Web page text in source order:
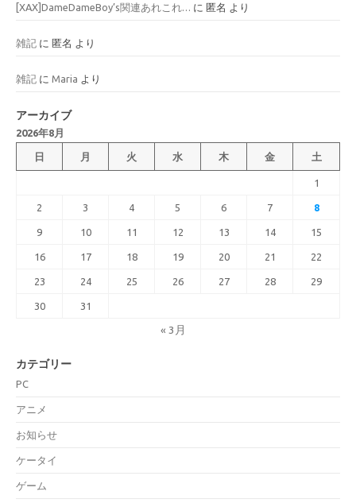
[XAX]DameDameBoy’s関連あれこれ… に 匿名 より
雑記 に 匿名 より
雑記 に Maria より
アーカイブ
2026年8月
日 月 火 水 木 金 土
1
2 3 4 5 6 7 8
9 10 11 12 13 14 15
16 17 18 19 20 21 22
23 24 25 26 27 28 29
30 31
« 3月
カテゴリー
PC
アニメ
お知らせ
ケータイ
ゲーム